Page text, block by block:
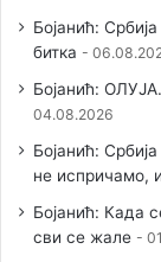
Бојанић:
битка
Бојанић:
04.08.2026
Бојанић:
не испричамо,
Бојанић: Када
сви се жале